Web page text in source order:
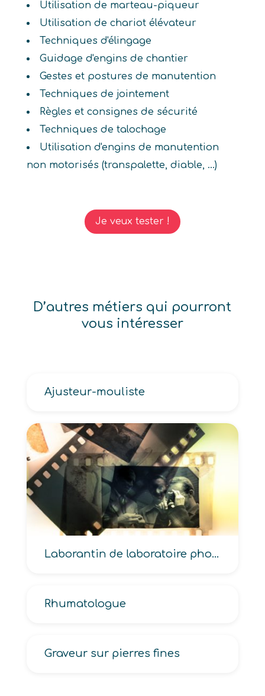
Utilisation de marteau-piqueur
Utilisation de chariot élévateur
Techniques d'élingage
Guidage d'engins de chantier
Gestes et postures de manutention
Techniques de jointement
Règles et consignes de sécurité
Techniques de talochage
Utilisation d'engins de manutention
non motorisés (transpalette, diable, ...)
Je veux tester !
D’autres métiers qui pourront
vous intéresser
Ajusteur-mouliste
Laborantin de laboratoire photographique
Rhumatologue
Graveur sur pierres fines